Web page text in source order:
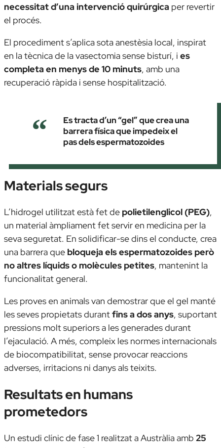
necessitat d’una intervenció quirúrgica per revertir
el procés.
El procediment s’aplica sota anestèsia local, inspirat
en la tècnica de la vasectomia sense bisturí, i es
completa en menys de 10 minuts, amb una
recuperació ràpida i sense hospitalització.
Es tracta d’un “gel” que crea una
barrera física que impedeix el
pas dels espermatozoides
Materials segurs
L’hidrogel utilitzat està fet de polietilenglicol (PEG),
un material àmpliament fet servir en medicina per la
seva seguretat. En solidificar-se dins el conducte, crea
una barrera que bloqueja els espermatozoides però
no altres líquids o molècules petites, mantenint la
funcionalitat general.
Les proves en animals van demostrar que el gel manté
les seves propietats durantfins a dos anys, suportant
pressions molt superiors a les generades durant
l’ejaculació. A més, compleix les normes internacionals
de biocompatibilitat, sense provocar reaccions
adverses, irritacions ni danys als teixits.
Resultats en humans
prometedors
Un estudi clínic de fase 1 realitzat a Austràlia amb 25